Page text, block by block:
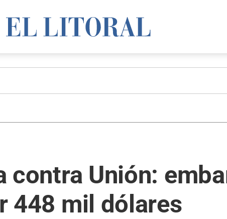
contra Unión:
448 mil dólares